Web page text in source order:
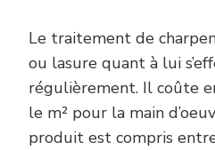
Le traitement de
ou lasure quant à lui
régulièrement. Il coûte
le m² pour la main
produit est compris